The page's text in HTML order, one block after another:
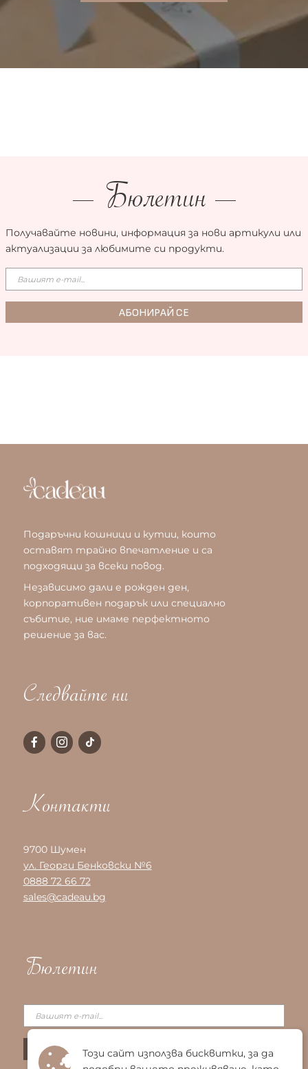
Бюлетин
Получавайте новини, информация за нови артикули или
актуализации за любимите си продукти.
Подаръчни кошници и кутии, които
оставят трайно впечатление и са
подходящи за всеки повод.
Независимо дали е рожден ден,
корпоративен подарък или специално
събитие, ние имаме перфектното
решение за вас.
Следвайте ни
Контакти
9700 Шумен
ул. Георги Бенковски №6
0888 72 66 72
sales@cadeau.bg
Бюлетин
Този сайт използва бисквитки, за да